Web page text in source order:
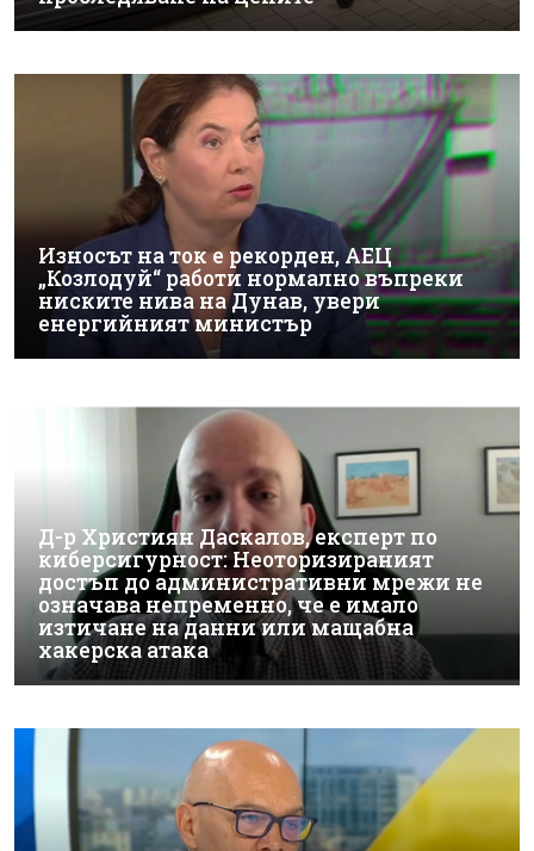
Износът на ток е рекорден, АЕЦ
„Козлодуй“ работи нормално въпреки
ниските нива на Дунав, увери
енергийният министър
Д-р Християн Даскалов, експерт по
киберсигурност: Неоторизираният
достъп до административни мрежи не
означава непременно, че е имало
изтичане на данни или мащабна
хакерска атака